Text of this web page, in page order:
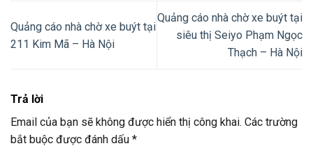
Quảng cáo nhà chờ xe buýt tại
211 Kim Mã – Hà Nội
Quảng cáo nhà chờ xe buýt tại
siêu thị Seiyo Phạm Ngọc
Thạch – Hà Nội
Trả lời
Email của bạn sẽ không được hiển thị công khai. Các trường
bắt buộc được đánh dấu *